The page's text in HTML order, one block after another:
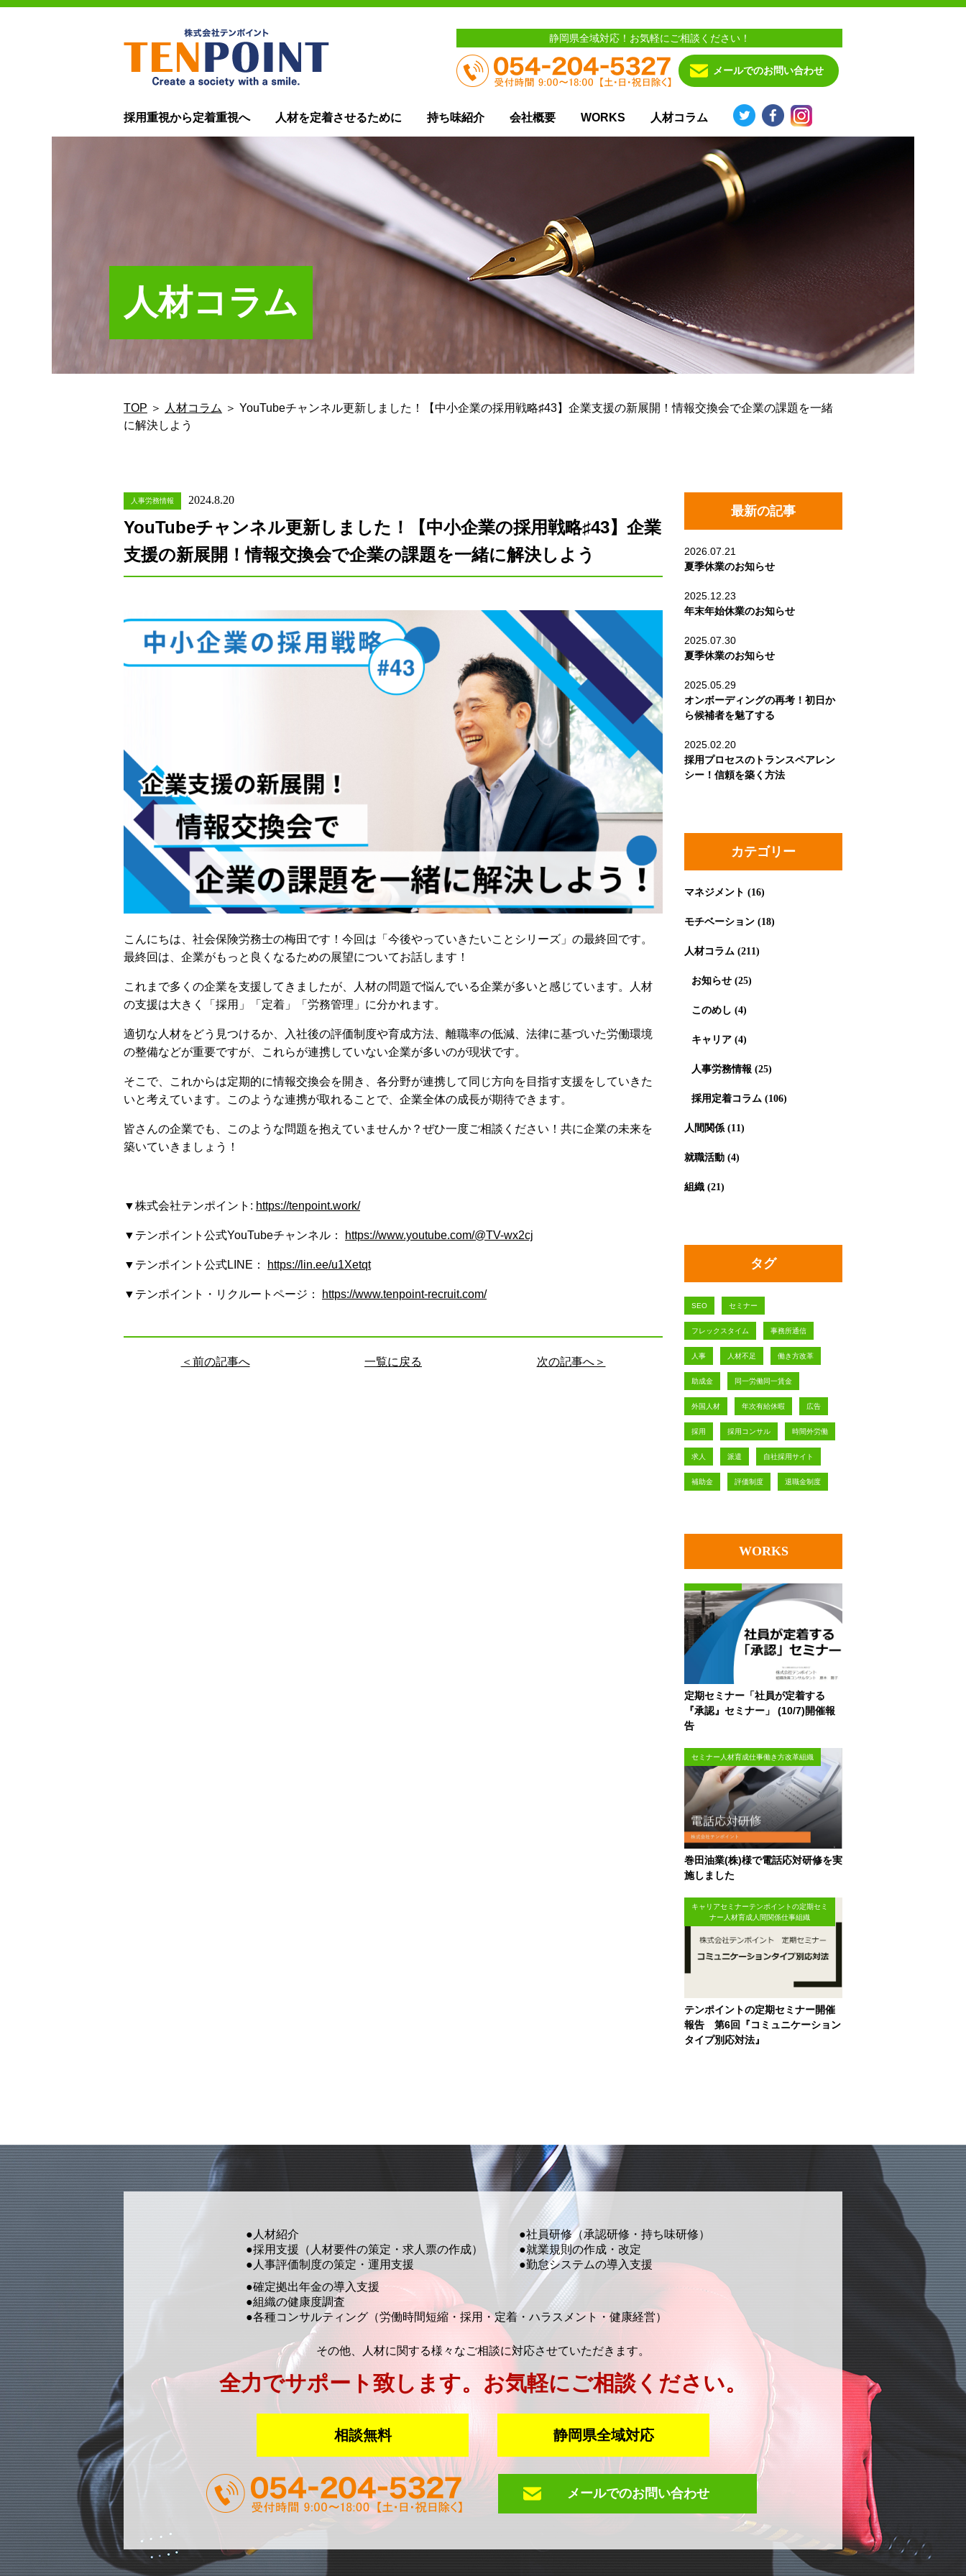
静岡県全域対応！お気軽にご相談ください！
メールでのお問い合わせ
採用重視から定着重視へ 人材を定着させるために 持ち味紹介 会社概要 WORKS 人材コラム
人材コラム
TOP ＞ 人材コラム ＞ YouTubeチャンネル更新しました！【中小企業の採用戦略♯43】企業支援の新展開！情報交換会で企業の課題を一緒
に解決しよう
人事労務情報 2024.8.20
YouTubeチャンネル更新しました！【中小企業の採用戦略♯43】企業
支援の新展開！情報交換会で企業の課題を一緒に解決しよう
こんにちは、社会保険労務士の梅田です！今回は「今後やっていきたいことシリーズ」の最終回です。
最終回は、企業がもっと良くなるための展望についてお話します！
これまで多くの企業を支援してきましたが、人材の問題で悩んでいる企業が多いと感じています。人材
の支援は大きく「採用」「定着」「労務管理」に分かれます。
適切な人材をどう見つけるか、入社後の評価制度や育成方法、離職率の低減、法律に基づいた労働環境
の整備などが重要ですが、これらが連携していない企業が多いのが現状です。
そこで、これからは定期的に情報交換会を開き、各分野が連携して同じ方向を目指す支援をしていきた
いと考えています。このような連携が取れることで、企業全体の成長が期待できます。
皆さんの企業でも、このような問題を抱えていませんか？ぜひ一度ご相談ください！共に企業の未来を
築いていきましょう！
▼株式会社テンポイント: https://tenpoint.work/
▼テンポイント公式YouTubeチャンネル： https://www.youtube.com/@TV-wx2cj
▼テンポイント公式LINE： https://lin.ee/u1Xetqt
▼テンポイント・リクルートページ： https://www.tenpoint-recruit.com/
＜前の記事へ 一覧に戻る 次の記事へ＞
最新の記事
2026.07.21
夏季休業のお知らせ
2025.12.23
年末年始休業のお知らせ
2025.07.30
夏季休業のお知らせ
2025.05.29
オンボーディングの再考！初日か
ら候補者を魅了する
2025.02.20
採用プロセスのトランスペアレン
シー！信頼を築く方法
カテゴリー
マネジメント (16)
モチベーション (18)
人材コラム (211)
お知らせ (25)
このめし (4)
キャリア (4)
人事労務情報 (25)
採用定着コラム (106)
人間関係 (11)
就職活動 (4)
組織 (21)
タグ
SEO セミナー
フレックスタイム 事務所通信
人事 人材不足 働き方改革
助成金 同一労働同一賃金
外国人材 年次有給休暇 広告
採用 採用コンサル 時間外労働
求人 派遣 自社採用サイト
補助金 評価制度 退職金制度
WORKS
定期セミナー「社員が定着する
『承認』セミナー」 (10/7)開催報
告
セミナー人材育成仕事働き方改革組織
巻田油業(株)様で電話応対研修を実
施しました
キャリアセミナーテンポイントの定期セミ
ナー人材育成人間関係仕事組織
テンポイントの定期セミナー開催
報告 第6回『コミュニケーション
タイプ別応対法』
●人材紹介
●採用支援 （人材要件の策定・求人票の作成）
●人事評価制度の策定・運用支援
●社員研修（承認研修・持ち味研修）
●就業規則の作成・改定
●勤怠システムの導入支援
●確定拠出年金の導入支援
●組織の健康度調査
●各種コンサルティング （労働時間短縮・採用・定着・ハラスメント・健康経営）
その他、人材に関する様々なご相談に対応させていただきます。
全力でサポート致します。 お気軽にご相談ください。
相談無料 静岡県全域対応
メールでのお問い合わせ